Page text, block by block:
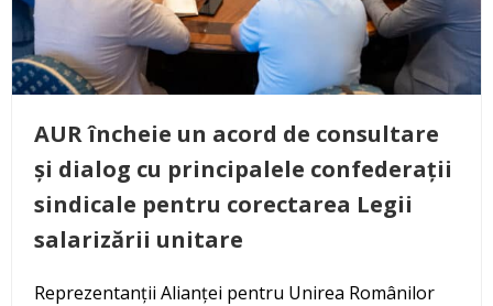
AUR încheie un acord de consultare
și dialog cu principalele confederații
sindicale pentru corectarea Legii
salarizării unitare
Reprezentanții Alianței pentru Unirea Românilor